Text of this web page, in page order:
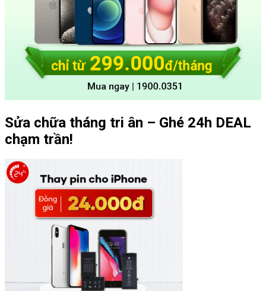
Sửa chữa tháng tri ân – Ghé 24h DEAL
chạm trần!